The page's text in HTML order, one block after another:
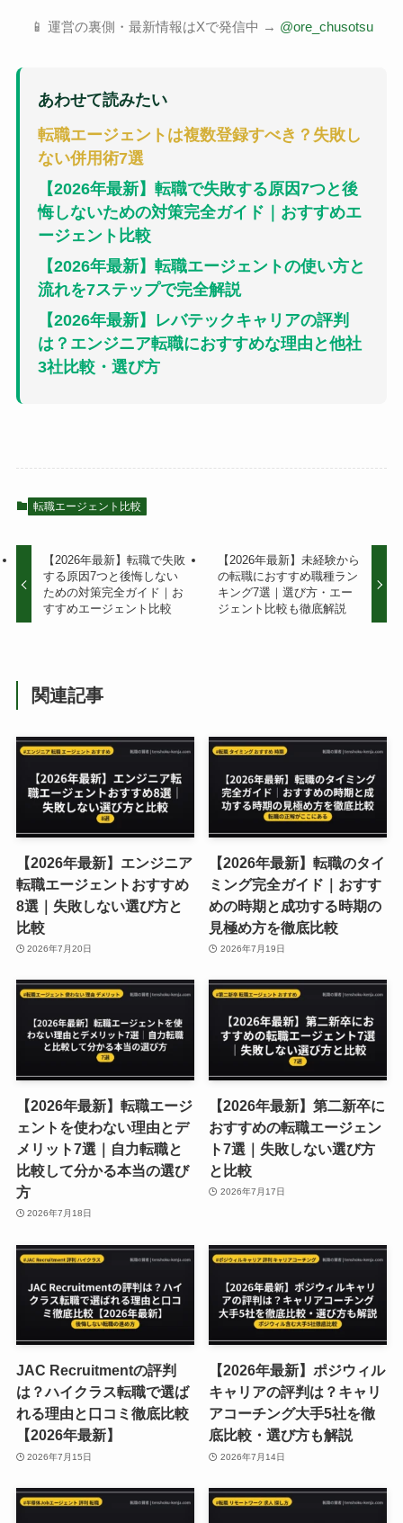
📱 運営の裏側・最新情報はXで発信中 → @ore_chusotsu
あわせて読みたい
転職エージェントは複数登録すべき？失敗し
ない併用術7選
【2026年最新】転職で失敗する原因7つと後
悔しないための対策完全ガイド｜おすすめエ
ージェント比較
【2026年最新】転職エージェントの使い方と
流れを7ステップで完全解説
【2026年最新】レバテックキャリアの評判
は？エンジニア転職におすすめな理由と他社
3社比較・選び方
転職エージェント比較
【2026年最新】転職で失敗
する原因7つと後悔しない
ための対策完全ガイド｜お
すすめエージェント比較
【2026年最新】未経験から
の転職におすすめ職種ラン
キング7選｜選び方・エー
ジェント比較も徹底解説
関連記事
【2026年最新】エンジニア
転職エージェントおすすめ
8選｜失敗しない選び方と
比較
2026年7月20日
【2026年最新】転職のタイ
ミング完全ガイド｜おすす
めの時期と成功する時期の
見極め方を徹底比較
2026年7月19日
【2026年最新】転職エージ
ェントを使わない理由とデ
メリット7選｜自力転職と
比較して分かる本当の選び
方
2026年7月18日
【2026年最新】第二新卒に
おすすめの転職エージェン
ト7選｜失敗しない選び方
と比較
2026年7月17日
JAC Recruitmentの評判
は？ハイクラス転職で選ば
れる理由と口コミ徹底比較
【2026年最新】
2026年7月15日
【2026年最新】ポジウィル
キャリアの評判は？キャリ
アコーチング大手5社を徹
底比較・選び方も解説
2026年7月14日